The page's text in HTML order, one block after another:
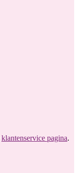
klantenservice pagina.